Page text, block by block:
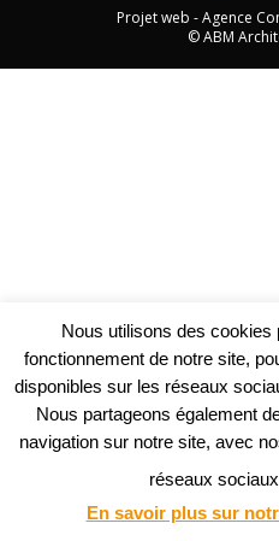
Projet web -Agence
© ABM
Nous utilisons des cookies
fonctionnement de notre site,
disponibles sur les réseaux
Nous partageons également
navigation sur notre site, avec
réseaux
En savoir plus sur